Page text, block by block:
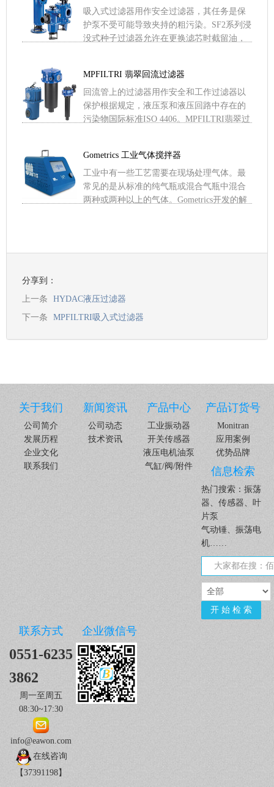
吸入式过滤器用作安全过滤器，其任务是保
护泵不受可能导致夹持的粗污染。SF2系列浸
没式种子过滤器允许在更换滤芯时截留油，
MPFILTRI 翡翠回流过滤器
回流管上的过滤器用作安全和工作过滤器以
保护根据规定，液压泵和液压回路中存在的
污染物国际标准ISO 4406。MPFILTRI翡翠过
Gometrics 工业气体搅拌器
工业中有一些工艺需要在现场处理气体。最
常见的是从标准的纯气瓶或混合气瓶中混合
两种或两种以上的气体。Gometrics开发的解
分享到：
上一条
HYDAC液压过滤器
下一条
MPFILTRI吸入式过滤器
关于我们
公司简介
发展历程
企业文化
联系我们
新闻资讯
公司动态
技术资讯
产品中心
工业振动器
开关传感器
液压电机油泵
气缸/阀/附件
产品订货号
Monitran
应用案例
优势品牌
信息检索
热门搜索：振荡
器、传感器、叶
片泵
气动锤、振荡电
机……
联系方式
0551-6235
3862
周一至周五
08:30~17:30
info@eawon.com
在线咨询
【37391198】
企业微信号